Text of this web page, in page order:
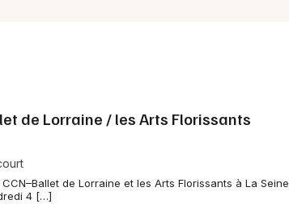
de Lorraine / les Arts Florissants
de Lorraine et les Arts Florissants à La Seine
4 […]